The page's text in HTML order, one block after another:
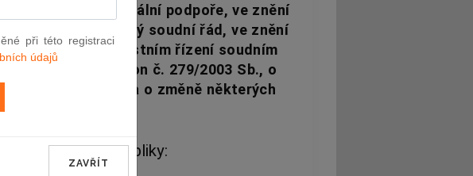
Sb., o státní sociální podpoře, ve znění
1963 Sb., občanský soudní řád, ve znění
1961 Sb., o trestním řízení soudním
předpisů, a zákon č. 279/2003 Sb., o
v trestním řízení a o změně některých
České republiky:
při této registraci
údajů
ZAVŘÍT